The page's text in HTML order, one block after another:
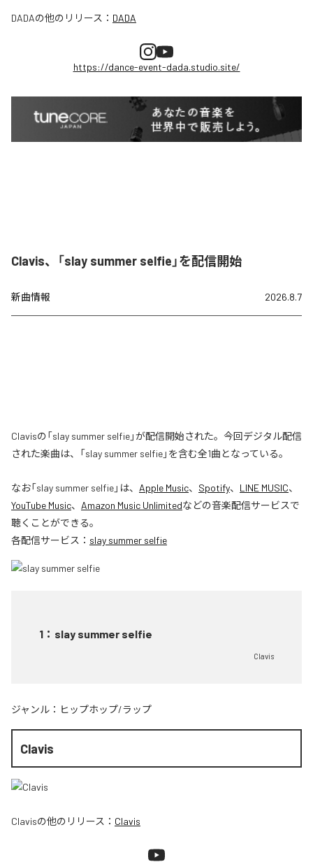
DADAの他のリリース： DADA
https://dance-event-dada.studio.site/
Clavis、「slay summer selfie」を配信開始
新曲情報 2026.8.7
Clavisの「slay summer selfie」が配信開始された。今回デジタル配信
された楽曲は、「slay summer selfie」を含む全1曲となっている。
なお「slay summer selfie」は、 Apple Music、 Spotify、 LINE MUSIC、
YouTube Music、 Amazon Music Unlimitedなどの音楽配信サービスで
聴くことができる。
各配信サービス： slay summer selfie
1 ： slay summer selfie
Clavis
ジャンル： ヒップホップ/ラップ
Clavis
Clavisの他のリリース： Clavis